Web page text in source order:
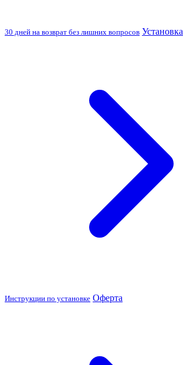
30 дней на возврат без лишних вопросов Установка
Инструкции по установке Оферта